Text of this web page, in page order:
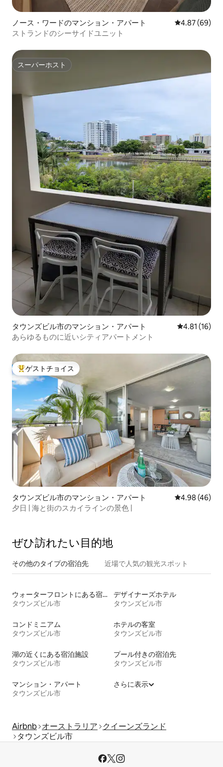
ノース・ワードのマンション・アパート レビュー69
4.87 (69)
ストランドのシーサイドユニット
スーパーホスト
スーパーホスト
タウンズビル市のマンション・アパート レビュー16
4.81 (16)
あらゆるものに近いシティアパートメント
大好評のゲストチョイスです。
ゲストチョイス
タウンズビル市のマンション・アパート レビュー46
4.98 (46)
夕日 | 海と街のスカイラインの景色 |
ぜひ訪⁠れ⁠た⁠い目⁠的⁠地
その他のタ⁠イ⁠プ⁠の宿⁠泊⁠先 近場で人気の観光スポット
ウォーターフロントにある宿泊施設
タウンズビル市
デザイナーズホテル
タウンズビル市
コンドミニアム
タウンズビル市
ホテルの客室
タウンズビル市
湖の近くにある宿泊施設
タウンズビル市
プール付きの宿泊先
タウンズビル市
マンション・アパート
タウンズビル市
さらに表示
Airbnb オーストラリア
クイーンズランド
タウンズビル市